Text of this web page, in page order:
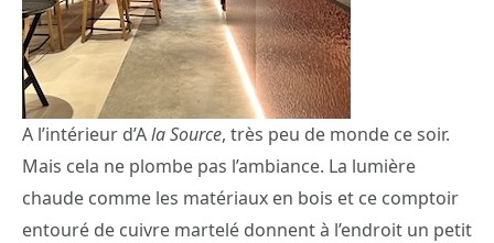
A l’intérieur d’Ala Source, très peu de monde ce soir.
Mais cela ne plombe pas l’ambiance. La lumière
chaude comme les matériaux en bois et ce comptoir
entouré de cuivre martelé donnent à l’endroit un petit